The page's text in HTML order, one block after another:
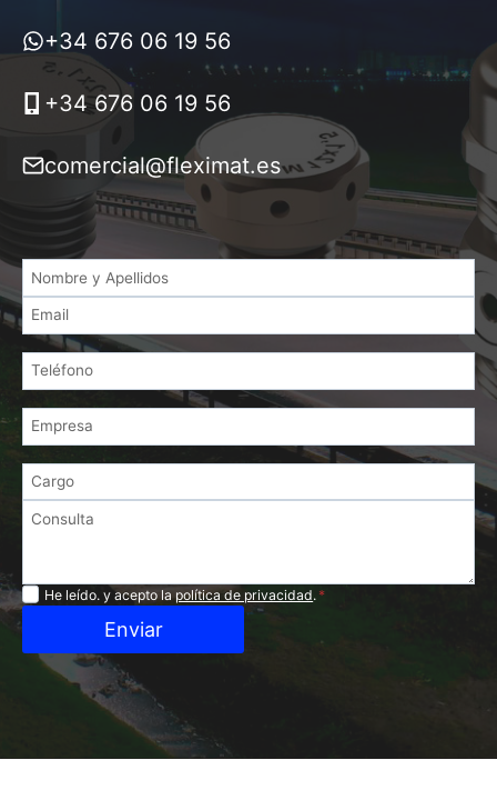
+34 676 06 19 56
+34 676 06 19 56
comercial@fleximat.es
Privacidad
He leído. y acepto lapolítica de privacidad. *
Enviar